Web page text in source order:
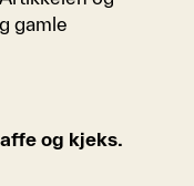
gamle
og kjeks.